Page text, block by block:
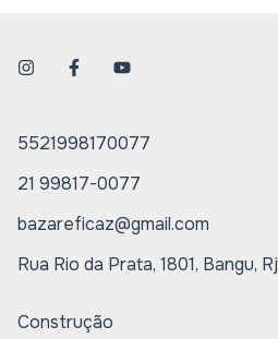
5521998170077
21 99817-0077
bazareficaz@gmail.com
Rua Rio da Prata, 1801, Bangu, Rj
Construção